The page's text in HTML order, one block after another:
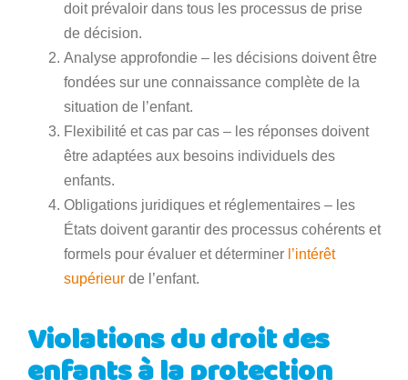
doit prévaloir dans tous les processus de prise
de décision.
Analyse approfondie – les décisions doivent être
fondées sur une connaissance complète de la
situation de l’enfant.
Flexibilité et cas par cas – les réponses doivent
être adaptées aux besoins individuels des
enfants.
Obligations juridiques et réglementaires – les
États doivent garantir des processus cohérents et
formels pour évaluer et déterminer l’intérêt
supérieur de l’enfant.
Violations du droit des